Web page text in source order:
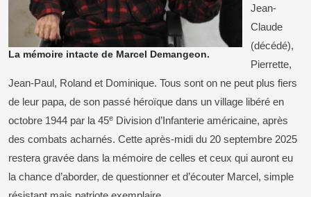
La mémoire intacte de Marcel Demangeon.
Jean-
Claude
(décédé),
Pierrette,
Jean-Paul, Roland et Dominique. Tous sont on ne peut plus fiers
de leur papa, de son passé héroïque dans un village libéré en
octobre 1944 par la 45e Division d’Infanterie américaine, après
des combats acharnés. Cette après-midi du 20 septembre 2025
restera gravée dans la mémoire de celles et ceux qui auront eu
la chance d’aborder, de questionner et d’écouter Marcel, simple